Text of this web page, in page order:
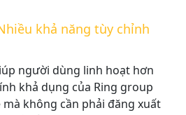
khả năng tùy chỉnh
người dùng linh hoạt hơn
khả dụng của Ring group
không cần phải đăng xuất